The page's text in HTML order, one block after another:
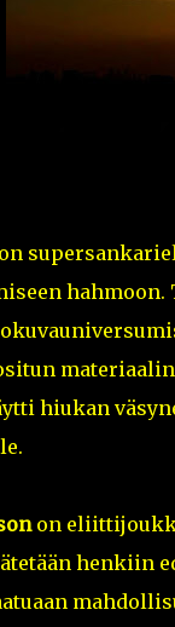
hiukan
on
henkiin